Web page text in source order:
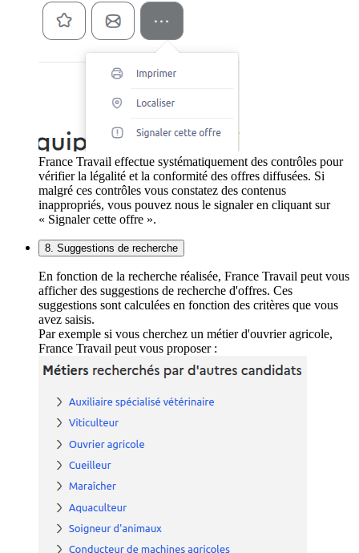
France Travail effectue systématiquement des contrôles pour
vérifier la légalité et la conformité des offres diffusées. Si
malgré ces contrôles vous constatez des contenus
inappropriés, vous pouvez nous le signaler en cliquant sur
« Signaler cette offre ».
8. Suggestions de recherche
En fonction de la recherche réalisée, France Travail peut vous
afficher des suggestions de recherche d'offres. Ces
suggestions sont calculées en fonction des critères que vous
avez saisis.
Par exemple si vous cherchez un métier d'ouvrier agricole,
France Travail peut vous proposer :